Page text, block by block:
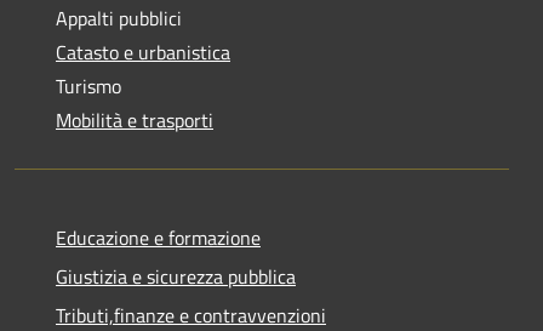
Appalti pubblici
Catasto e urbanistica
Turismo
Mobilità e trasporti
Educazione e formazione
Giustizia e sicurezza pubblica
Tributi,finanze e contravvenzioni